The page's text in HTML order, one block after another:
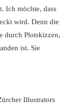
Ich möchte, dass
wird. Denn die
durch Plotskizzen,
ist. Sie
Illustrators